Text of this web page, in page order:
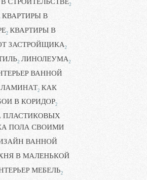
2
КВАРТИРЫ В
2 КВАРТИРЫ В
ЗАСТРОЙЩИКА2
2 ЛИНОЛЕУМА2
ВАННОЙ
ЛАМИНАТ2 КАК
В КОРИДОР2
ПЛАСТИКОВЫХ
ПОЛА СВОИМИ
ВАННОЙ
В МАЛЕНЬКОЙ
МЕБЕЛЬ2